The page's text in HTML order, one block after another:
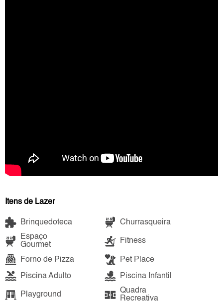
Itens de Lazer
Brinquedoteca
Churrasqueira
Espaço
Gourmet
Fitness
Forno de Pizza Pet Place
Piscina Adulto Piscina Infantil
Playground
Quadra
Recreativa